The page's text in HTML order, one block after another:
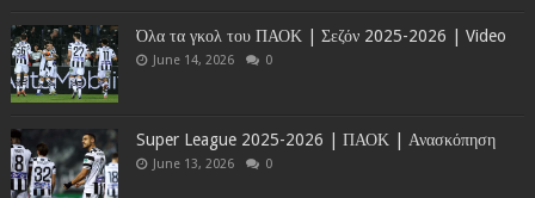
Όλα τα γκολ του ΠΑΟΚ | Σεζόν 2025-2026 | Video
June 14, 2026 0
Super League 2025-2026 | ΠΑΟΚ | Ανασκόπηση
June 13, 2026 0